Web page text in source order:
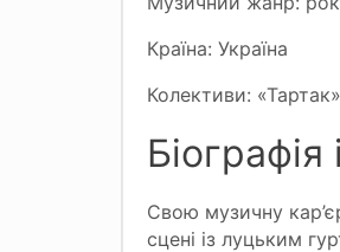
Країна: Україна
Колективи:
Біографія
Свою музичну
сцені із луцьким